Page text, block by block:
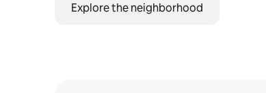
Explore the neighborhood